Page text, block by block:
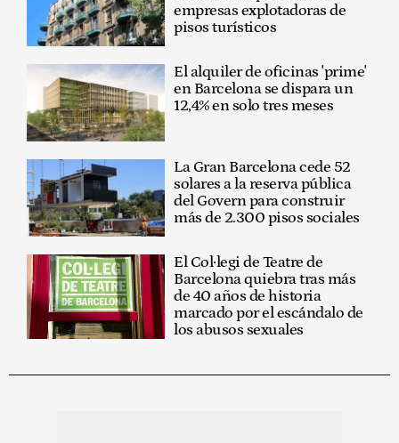
empresas explotadoras de
pisos turísticos
El alquiler de oficinas 'prime'
en Barcelona se dispara un
12,4% en solo tres meses
La Gran Barcelona cede 52
solares a la reserva pública
del Govern para construir
más de 2.300 pisos sociales
El Col·legi de Teatre de
Barcelona quiebra tras más
de 40 años de historia
marcado por el escándalo de
los abusos sexuales